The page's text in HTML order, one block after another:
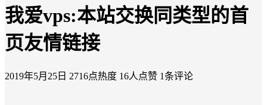
我爱vps:本站交换同类型的首
页友情链接
2019年5月25日 2716点热度 16人点赞 1条评论